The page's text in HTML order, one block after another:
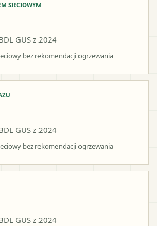
SIECIOWYM
GUS z 2024
bez rekomendacji ogrzewania
GUS z 2024
bez rekomendacji ogrzewania
GUS z 2024